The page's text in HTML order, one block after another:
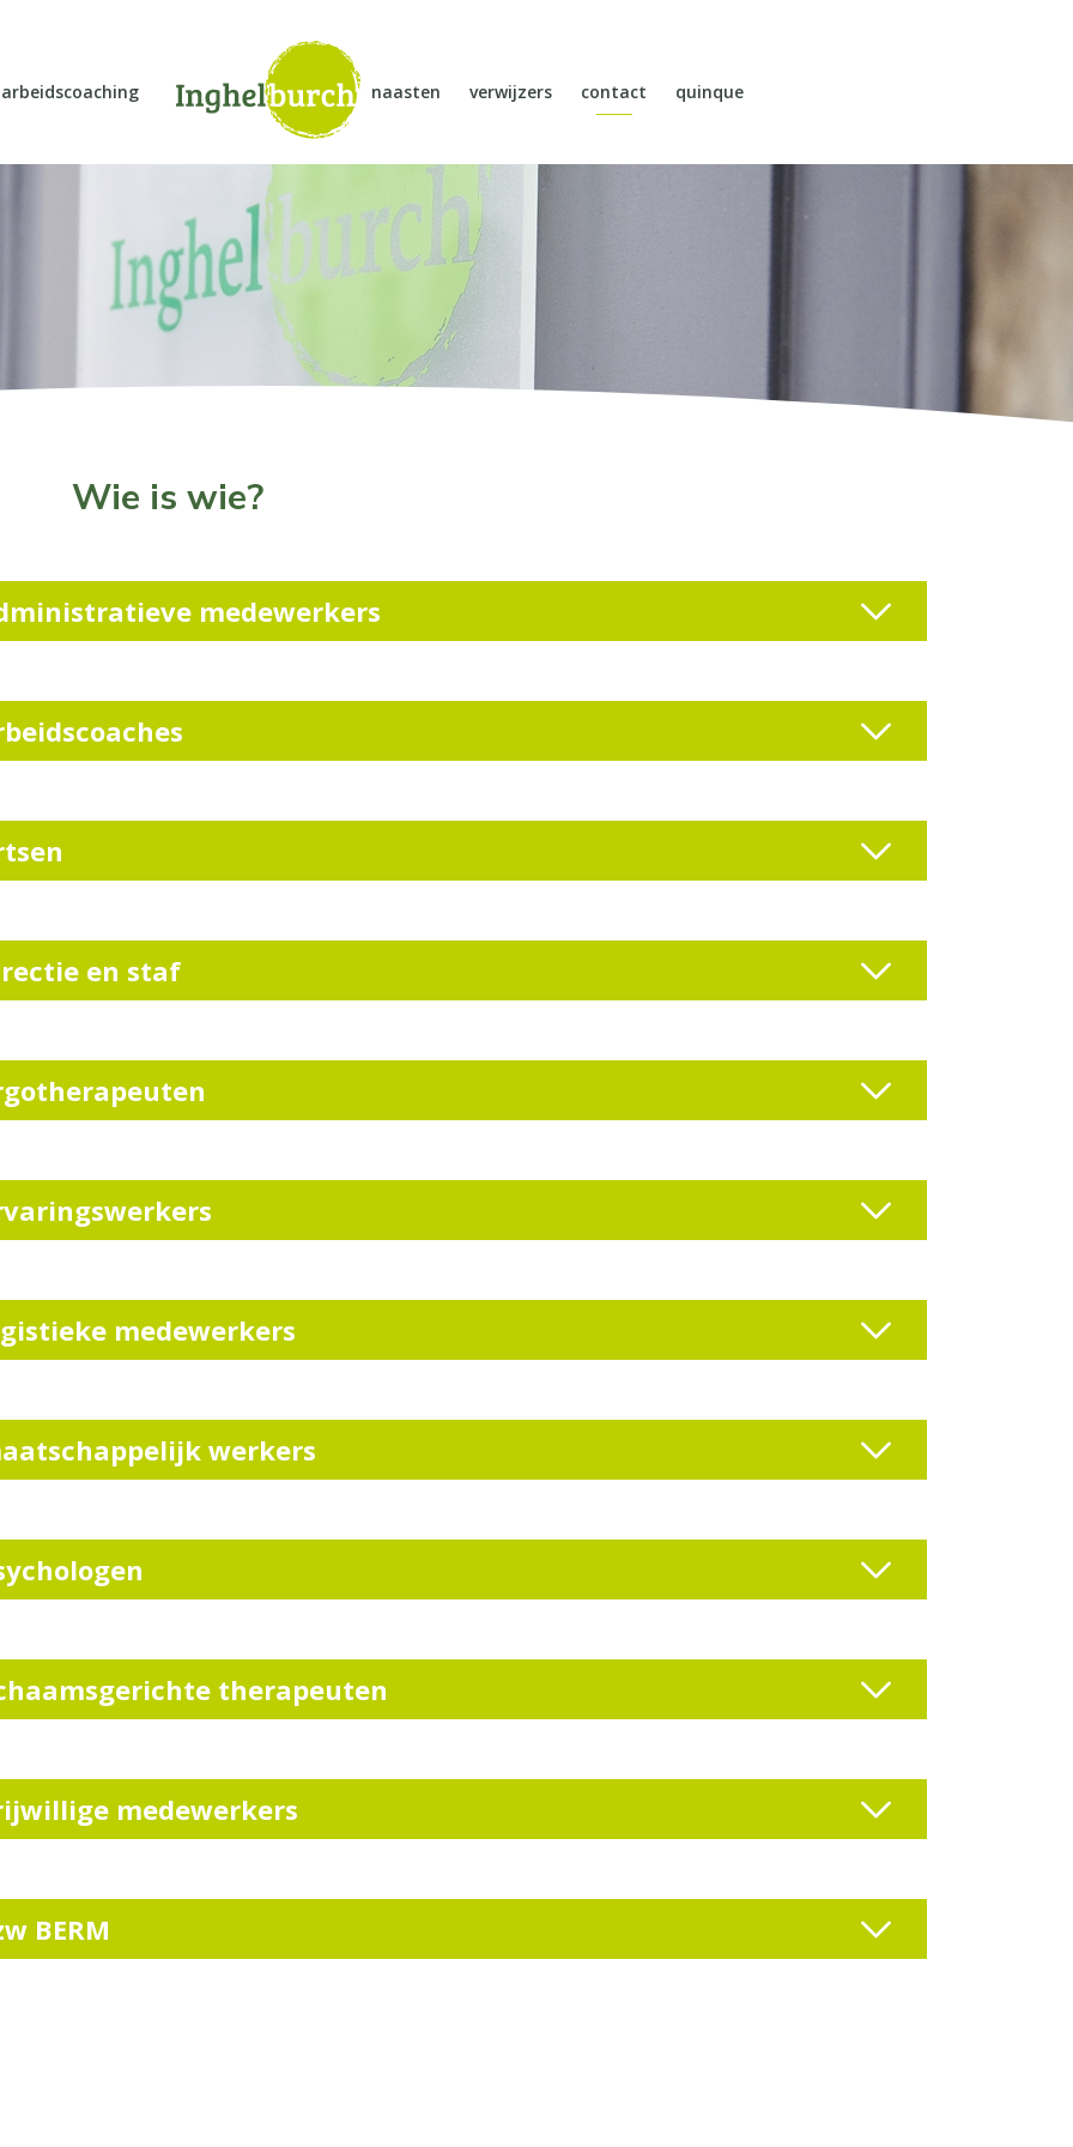
arbeidscoaching naasten verwijzers contact quinque
Wie is wie?
medewerkers
en staf
medewerkers
werkers
therapeuten
medewerkers
BERM